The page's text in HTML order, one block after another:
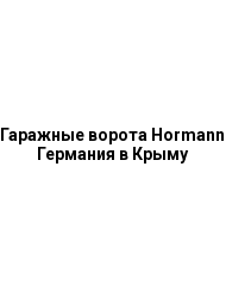
Гаражные ворота Hormann
Германия в Крыму